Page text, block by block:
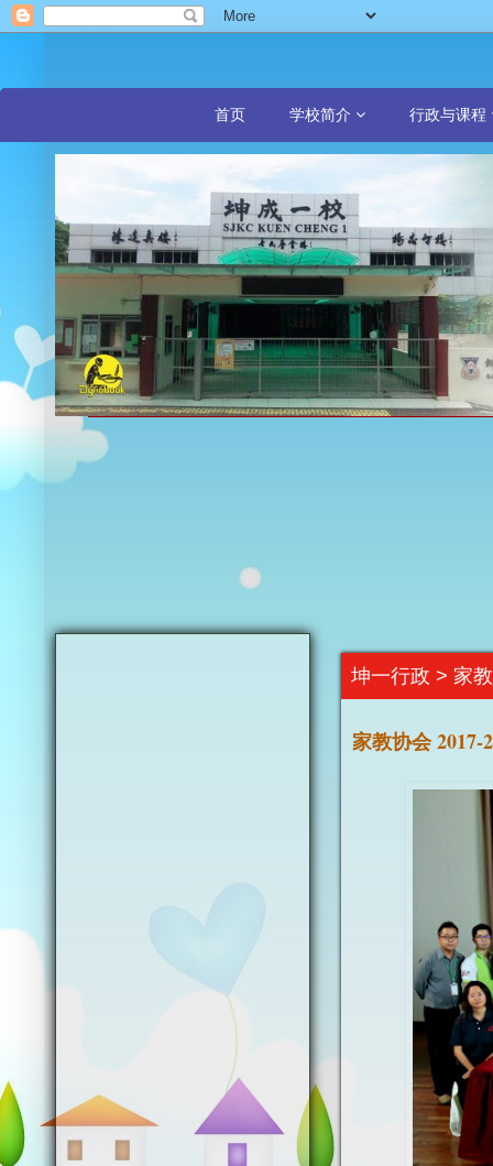
首页 学校简介 行政与课程
坤一行政 > 家
家教协会 2017-